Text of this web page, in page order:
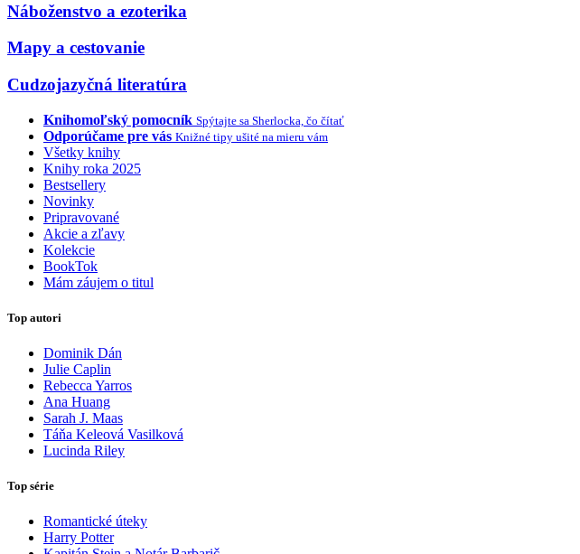
Náboženstvo a ezoterika
Mapy a cestovanie
Cudzojazyčná literatúra
Knihomoľský pomocník Spýtajte sa Sherlocka, čo čítať
Odporúčame pre vás Knižné tipy ušité na mieru vám
Všetky knihy
Knihy roka 2025
Bestsellery
Novinky
Pripravované
Akcie a zľavy
Kolekcie
BookTok
Mám záujem o titul
Top autori
Dominik Dán
Julie Caplin
Rebecca Yarros
Ana Huang
Sarah J. Maas
Táňa Keleová Vasilková
Lucinda Riley
Top série
Romantické úteky
Harry Potter